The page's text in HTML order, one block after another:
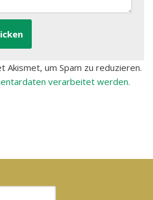
Akismet, um Spam zu reduzieren.
verarbeitet werden.